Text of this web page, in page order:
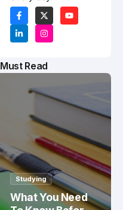
Must Read
Studying
What You Need